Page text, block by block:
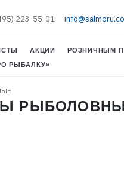
223-55-01
АКЦИИ
РОЗНИЧНЫМ
РЫБАЛКУ»